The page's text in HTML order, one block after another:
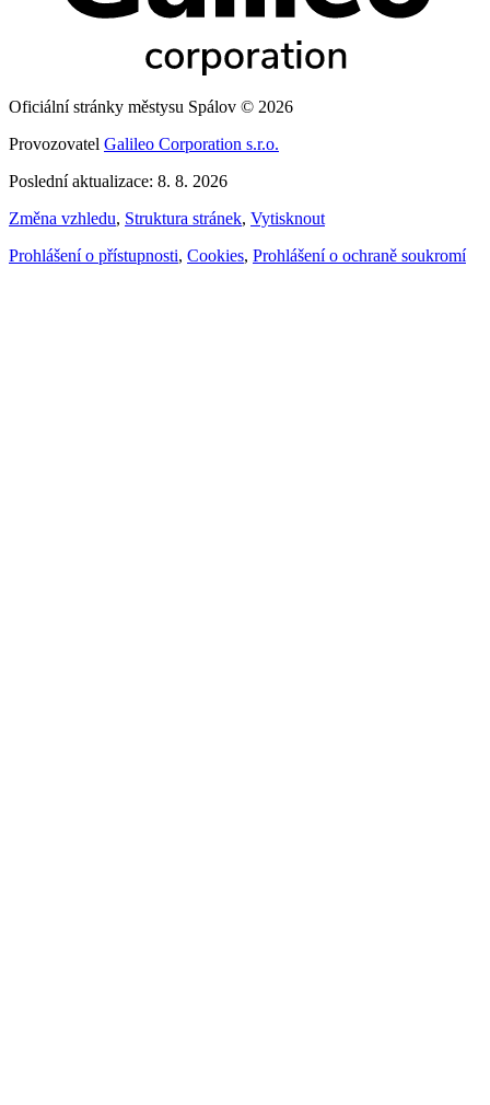
Oficiální stránky městysu Spálov © 2026
Provozovatel Galileo Corporation s.r.o.
Poslední aktualizace: 8. 8. 2026
Změna vzhledu, Struktura stránek, Vytisknout
Prohlášení o přístupnosti, Cookies, Prohlášení o ochraně soukromí